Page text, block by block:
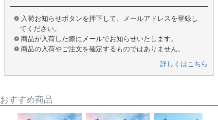
入荷お知らせボタンを押下して、メールアドレスを登録し
てください。
商品が入荷した際にメールでお知らせいたします。
商品の入荷やご注文を確定するものではありません。
詳しくはこちら
おすすめ商品